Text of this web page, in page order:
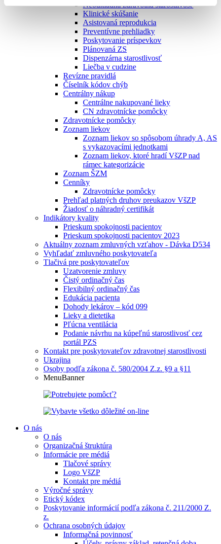
Neodkladná zdravotná starostlivosť
Klinické skúšanie
Asistovaná reprodukcia
Preventívne prehliadky
Poskytovanie príspevkov
Plánovaná ZS
Dispenzárna starostlivosť
Liečba v cudzine
Revízne pravidlá
Číselník kódov chýb
Centrálny nákup
Centrálne nakupované lieky
CN zdravotnícke pomôcky
Zdravotnícke pomôcky
Zoznam liekov
Zoznam liekov so spôsobom úhrady A, AS
s vykazovacími jednotkami
Zoznam liekov, ktoré hradí VšZP nad
rámec kategorizácie
Zoznam ŠZM
Cenníky
Zdravotnícke pomôcky
Prehľad platných druhov preukazov VšZP
Žiadosť o náhradný certifikát
Indikátory kvality
Prieskum spokojnosti pacientov
Prieskum spokojnosti pacientov 2023
Aktuálny zoznam zmluvných vzťahov - Dávka D534
Vyhľadať zmluvného poskytovateľa
Tlačivá pre poskytovateľov
Uzatvorenie zmluvy
Čistý ordinačný čas
Flexibilný ordinačný čas
Edukácia pacienta
Dohody lekárov – kód 099
Lieky a dietetika
Pľúcna ventilácia
Podanie návrhu na kúpeľnú starostlivosť cez
portál PZS
Kontakt pre poskytovateľov zdravotnej starostlivosti
Ukrajina
Osoby podľa zákona č. 580/2004 Z.z. §9 a §11
MenuBanner
O nás
O nás
Organizačná štruktúra
Informácie pre médiá
Tlačové správy
Logo VšZP
Kontakt pre médiá
Výročné správy
Etický kódex
Poskytovanie informácií podľa zákona č. 211/2000 Z.
z.
Ochrana osobných údajov
Informačná povinnosť